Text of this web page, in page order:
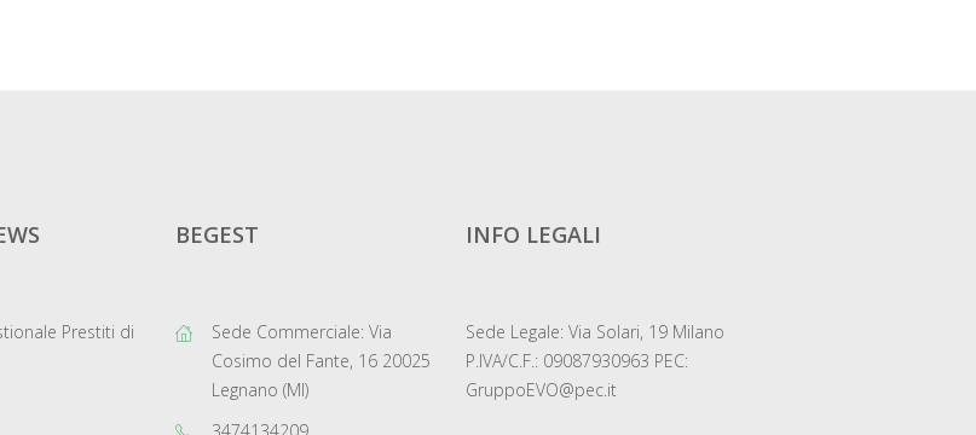
Prestiti di
BEGEST
Sede Commerciale: Via
Cosimo del Fante, 16 20025
Legnano (MI)
INFO LEGALI
Sede Legale: Via Solari, 19 Milano
P.IVA/C.F.: 09087930963 PEC:
GruppoEVO@pec.it